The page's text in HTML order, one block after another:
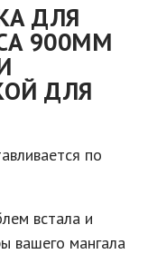
ДЛЯ
900ММ
ДЛЯ
по
встала и
вашего мангала